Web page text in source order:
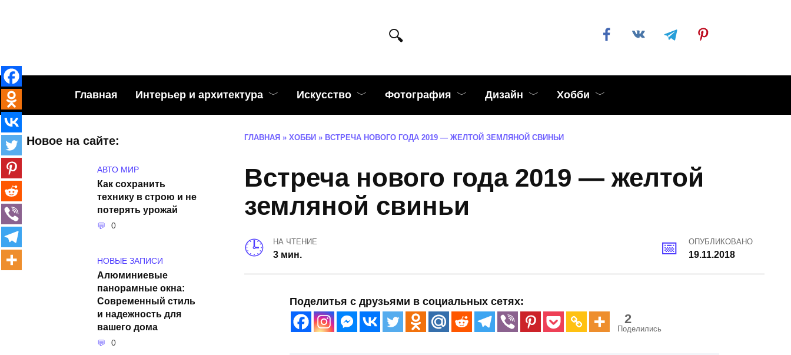
Главная Интерьер и архитектура Искусство Фотография Дизайн Хобби
ГЛАВНАЯ » ХОББИ » ВСТРЕЧА НОВОГО ГОДА 2019 — ЖЕЛТОЙ ЗЕМЛЯНОЙ СВИНЬИ
Встреча нового года 2019 — желтой
земляной свиньи
НА ЧТЕНИЕ
3 мин.
ОПУБЛИКОВАНО
19.11.2018
Поделитья с друзьями в социальных сетях:
2
Поделились
Новое на сайте:
АВТО МИР
Как сохранить
технику в строю и не
потерять урожай
0
НОВЫЕ ЗАПИСИ
Алюминиевые
панорамные окна:
Современный стиль
и надежность для
вашего дома
0